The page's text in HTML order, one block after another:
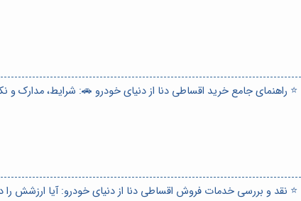
⭐️ راهنمای جامع خرید اقساطی دنا از دنیای خودرو 🚗: شرایط، مدارک و
⭐️ نقد و بررسی خدمات فروش اقساطی دنا از دنیای خودرو: آیا ارزشش را